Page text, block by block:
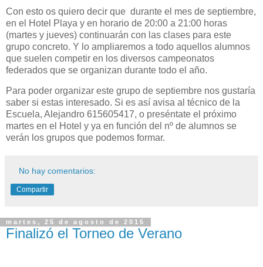
Con esto os quiero decir que durante el mes de septiembre,
en el Hotel Playa y en horario de 20:00 a 21:00 horas
(martes y jueves) continuarán con las clases para este
grupo concreto. Y lo ampliaremos a todo aquellos alumnos
que suelen competir en los diversos campeonatos
federados que se organizan durante todo el año.
Para poder organizar este grupo de septiembre nos gustaría
saber si estas interesado. Si es así avisa al técnico de la
Escuela, Alejandro 615605417, o preséntate el próximo
martes en el Hotel y ya en función del nº de alumnos se
verán los grupos que podemos formar.
No hay comentarios:
Compartir
martes, 25 de agosto de 2015
Finalizó el Torneo de Verano